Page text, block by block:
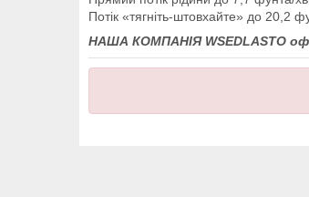
Потік «тягніть-штовхайте» до 20,2
НАША КОМПАНІЯ WSEDLASTO